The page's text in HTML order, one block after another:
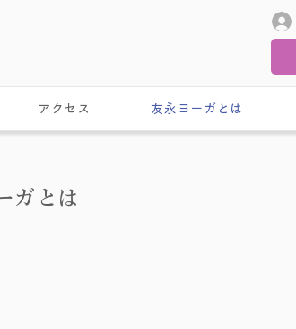
アクセス 友永ヨーガとは
ガとは